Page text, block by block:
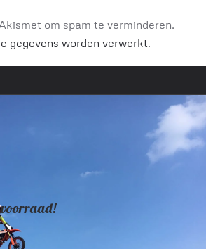
om spam te verminderen.
gegevens worden verwerkt.
voorraad!